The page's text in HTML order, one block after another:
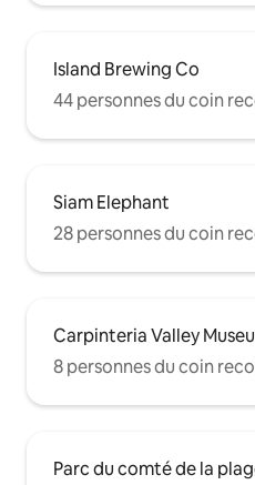
Island Brewing Co
44 personnes du coin
Siam Elephant
28 personnes du coin
Carpinteria Valley
8 personnes du coin
Parc du comté de la